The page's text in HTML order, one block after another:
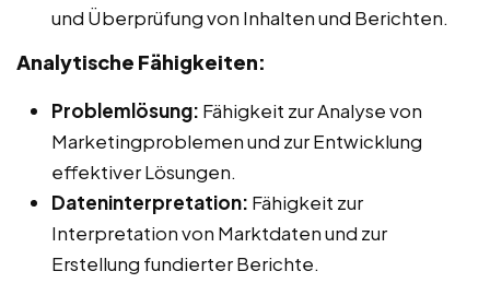
und Überprüfung von Inhalten und Berichten.
Analytische Fähigkeiten:
Problemlösung: Fähigkeit zur Analyse von
Marketingproblemen und zur Entwicklung
effektiver Lösungen.
Dateninterpretation: Fähigkeit zur
Interpretation von Marktdaten und zur
Erstellung fundierter Berichte.